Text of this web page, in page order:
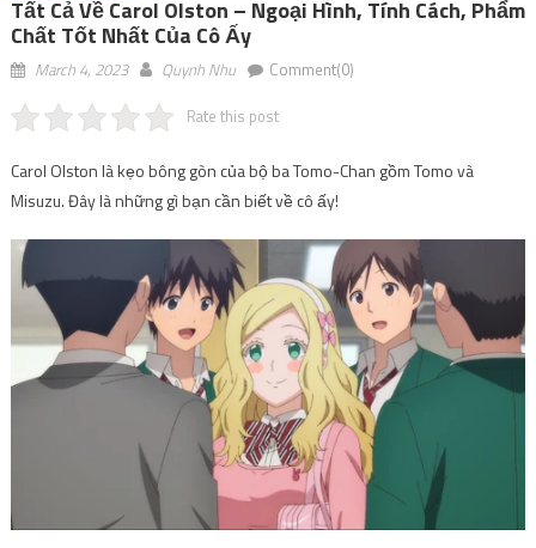
Tất Cả Về Carol Olston – Ngoại Hình, Tính Cách, Phẩm
Chất Tốt Nhất Của Cô Ấy
March 4, 2023 Quynh Nhu Comment(0)
Rate this post
Carol Olston là kẹo bông gòn của bộ ba Tomo-Chan gồm Tomo và
Misuzu. Đây là những gì bạn cần biết về cô ấy!